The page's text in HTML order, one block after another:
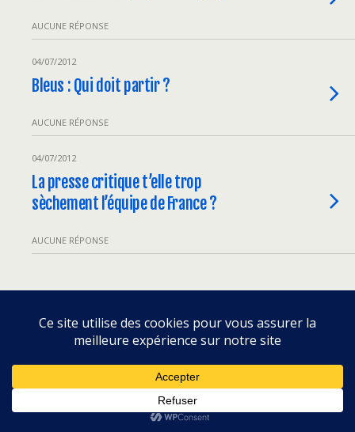
AUCUNE RÉPONSE
04/07/2012
Bleus : Qui doit partir ?
AUCUNE RÉPONSE
04/07/2012
La presse critique t’elle trop
sèchement l’équipe de France ?
AUCUNE RÉPONSE
Mobile Bureau